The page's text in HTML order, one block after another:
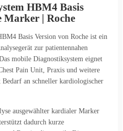
HBM4 Basis
| Roche
Basis Version von Roche ist ein
zur patientennahen
mobile Diagnostiksystem eignet
Pain Unit, Praxis und weitere
an schneller kardiologischer
ausgewählter kardialer Marker
dadurch kurze